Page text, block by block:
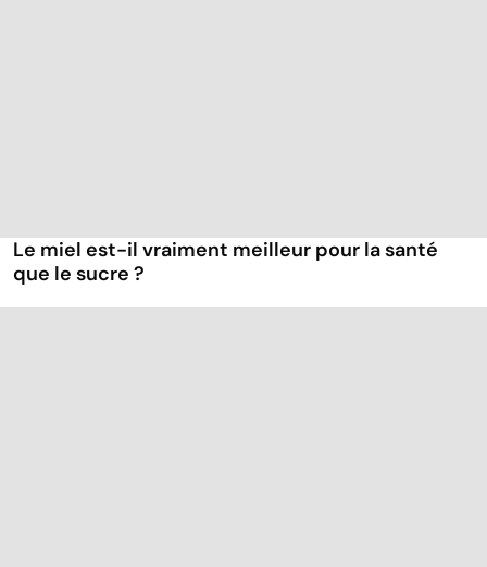
Le miel est-il vraiment meilleur pour la santé
que le sucre ?